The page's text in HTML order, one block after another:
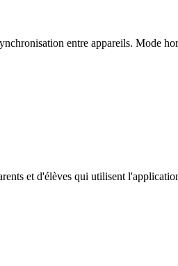
entre appareils. Mode
et d'élèves qui utilisent